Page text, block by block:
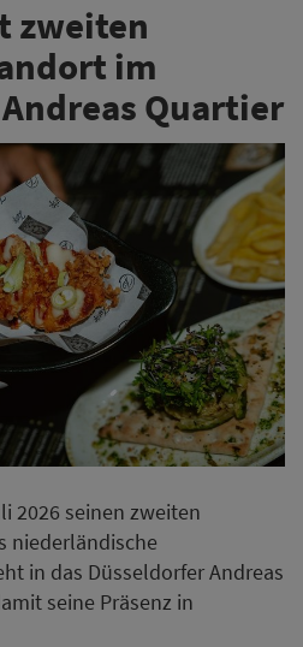
zweiten
im
Quartier
2026 seinen zweiten
niederländische
in das Düsseldorfer Andreas
seine Präsenz in